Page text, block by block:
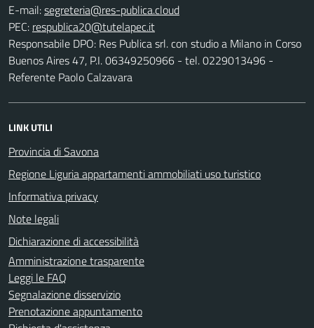
E-mail:
PEC:
Responsabile DPO: Res Publica srl. con studio a Milano in Corso
Buenos Aires 47, P.I. 06349250966 - tel. 0229013496 -
Referente Paolo Calzavara
LINK UTILI
Provincia di Savona
Regione Liguria appartamenti ammobiliati uso turistico
Informativa privacy
Note legali
Dichiarazione di accessibilità
Amministrazione trasparente
Leggi le FAQ
Segnalazione disservizio
Prenotazione appuntamento